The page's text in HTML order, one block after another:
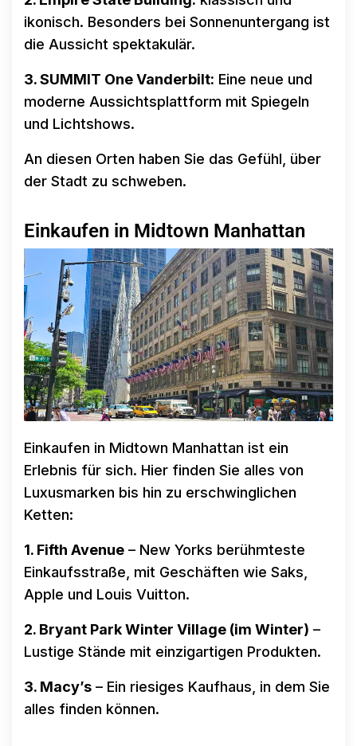
ikonisch. Besonders bei Sonnenuntergang ist
die Aussicht spektakulär.
3. SUMMIT One Vanderbilt: Eine neue und
moderne Aussichtsplattform mit Spiegeln
und Lichtshows.
An diesen Orten haben Sie das Gefühl, über
der Stadt zu schweben.
Einkaufen in Midtown Manhattan
Einkaufen in Midtown Manhattan ist ein
Erlebnis für sich. Hier finden Sie alles von
Luxusmarken bis hin zu erschwinglichen
Ketten:
1. Fifth Avenue – New Yorks berühmteste
Einkaufsstraße, mit Geschäften wie Saks,
Apple und Louis Vuitton.
2. Bryant Park Winter Village (im Winter) –
Lustige Stände mit einzigartigen Produkten.
3. Macy’s – Ein riesiges Kaufhaus, in dem Sie
alles finden können.